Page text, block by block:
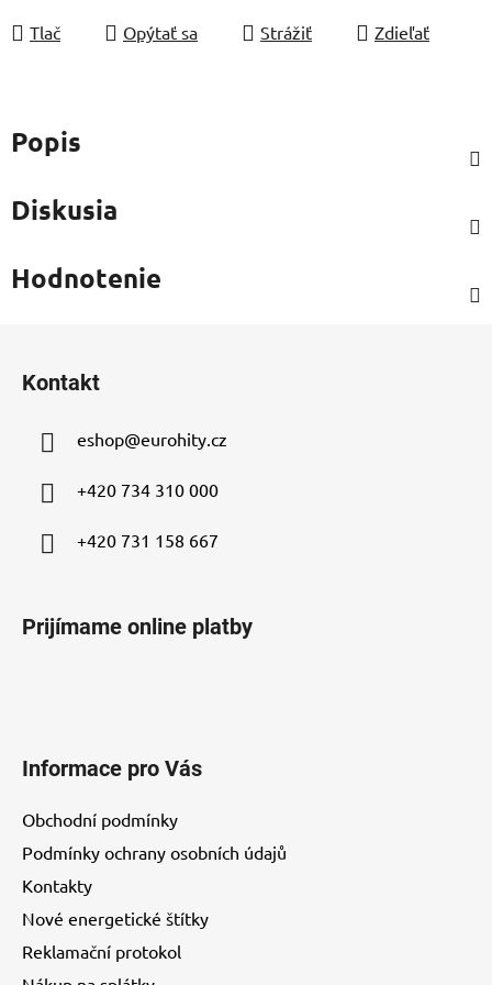
Tlač Opýtať sa Strážiť Zdieľať
Popis
Diskusia
Hodnotenie
Kontakt
eshop@eurohity.cz
+420 734 310 000
+420 731 158 667
Prijímame online platby
Informace pro Vás
Obchodní podmínky
Podmínky ochrany osobních údajů
Kontakty
Nové energetické štítky
Reklamační protokol